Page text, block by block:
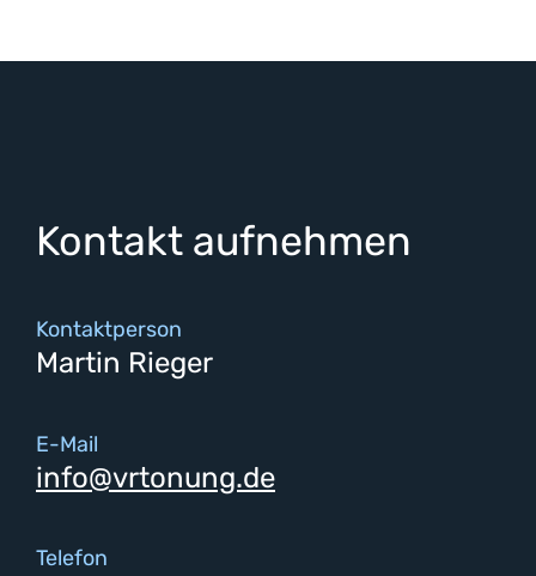
Kontakt aufnehmen
Kontaktperson
Martin Rieger
E-Mail
info@vrtonung.de
Telefon